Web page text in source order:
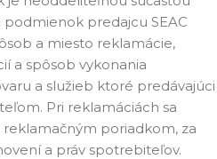
predajcu SEAC
a miesto reklamácie,
a spôsob vykonania
a služieb ktoré predávajúci
Pri reklamáciách sa
poriadkom, za
a práv spotrebiteľov.